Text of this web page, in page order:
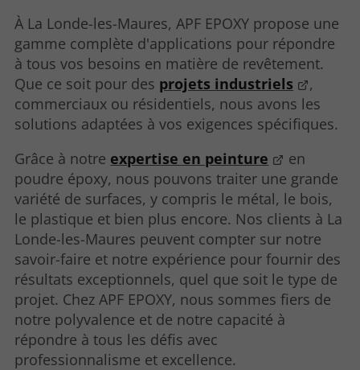
À La Londe-les-Maures, APF EPOXY propose une
gamme complète d'applications pour répondre
à tous vos besoins en matière de revêtement.
Que ce soit pour des projets industriels
,
commerciaux ou résidentiels, nous avons les
solutions adaptées à vos exigences spécifiques.
Grâce à notre expertise en peinture
en
poudre époxy, nous pouvons traiter une grande
variété de surfaces, y compris le métal, le bois,
le plastique et bien plus encore. Nos clients à La
Londe-les-Maures peuvent compter sur notre
savoir-faire et notre expérience pour fournir des
résultats exceptionnels, quel que soit le type de
projet. Chez APF EPOXY, nous sommes fiers de
notre polyvalence et de notre capacité à
répondre à tous les défis avec
professionnalisme et excellence.